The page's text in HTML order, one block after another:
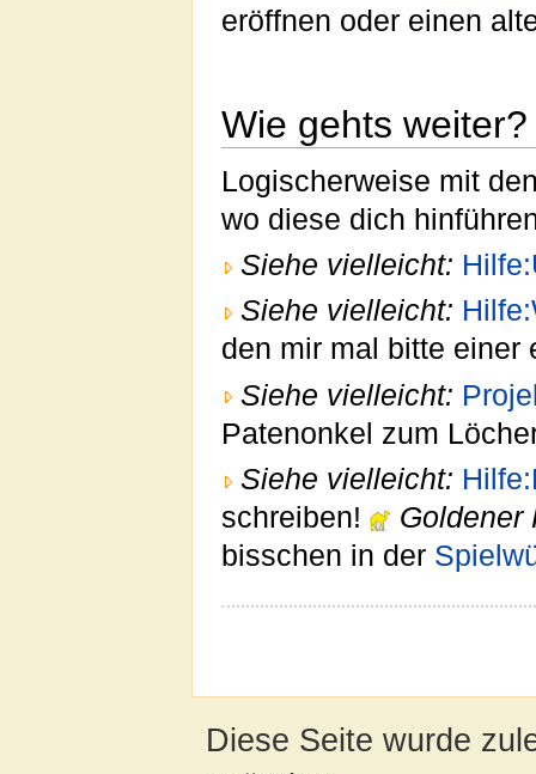
eröffnen oder einen
Wie gehts weiter?
Logischerweise mit
wo diese dich
Siehe vielleicht:
Siehe vielleicht:
den mir mal bitte einer
Siehe vielleicht:
Patenonkel zum
Siehe vielleicht:
schreiben!
bisschen in der
Diese Seite wurde